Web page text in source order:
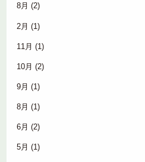
8月 (2)
2月 (1)
11月 (1)
10月 (2)
9月 (1)
8月 (1)
6月 (2)
5月 (1)